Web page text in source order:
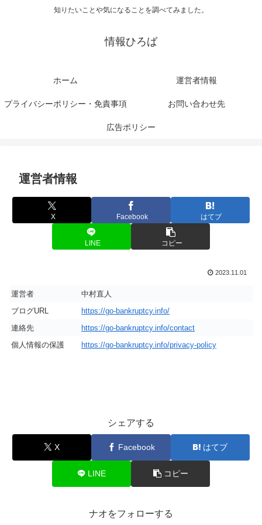
知りたいことや気になることを調べてみました。
情報ひろば
ホーム 運営者情報
プライバシーポリシー・免責事項 お問い合わせ先
広告ポリシー
運営者情報
X Facebook はてブ
LINE コピー
2023.11.01
運営者
中村直人
ブログURL
https://go-bankruptcy.info/
連絡先
https://go-bankruptcy.info/contact
個人情報の保護
https://go-bankruptcy.info/privacy-policy
シェアする
X Facebook はてブ
LINE コピー
ナオをフォローする